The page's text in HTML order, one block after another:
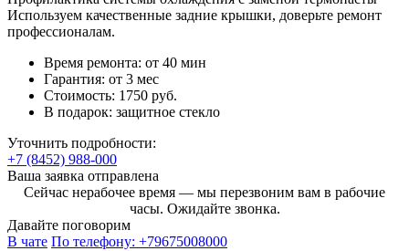
Используем качественные задние крышки, доверьте ремонт
профессионалам.
Время ремонта: от 40 мин
Гарантия: от 3 мес
Стоимость: 1750 руб.
В подарок: защитное стекло
Уточнить подробности:
+7 (8452) 988-000
Ваша заявка отправлена
Сейчас нерабочее время — мы перезвоним вам в рабочие
часы. Ожидайте звонка.
Давайте поговорим
В чате По телефону: +79675008000